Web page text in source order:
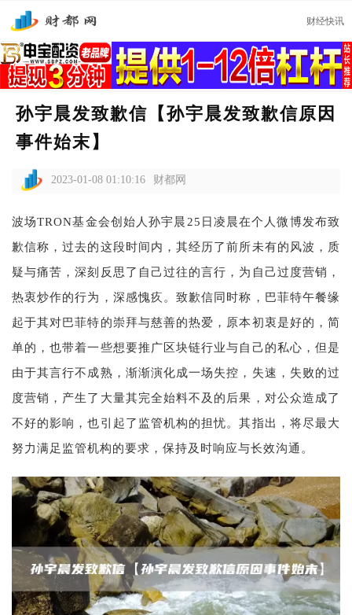
财经快讯
孙宇晨发致歉信【孙宇晨发致歉信原因
事件始末】
2023-01-08 01:10:16 财都网
波场TRON基金会创始人孙宇晨25日凌晨在个人微博发布致
歉信称，过去的这段时间内，其经历了前所未有的风波，质
疑与痛苦，深刻反思了自己过往的言行，为自己过度营销，
热衷炒作的行为，深感愧疚。致歉信同时称，巴菲特午餐缘
起于其对巴菲特的崇拜与慈善的热爱，原本初衷是好的，简
单的，也带着一些想要推广区块链行业与自己的私心，但是
由于其言行不成熟，渐渐演化成一场失控，失速，失败的过
度营销，产生了大量其完全始料不及的后果，对公众造成了
不好的影响，也引起了监管机构的担忧。其指出，将尽最大
努力满足监管机构的要求，保持及时响应与长效沟通。